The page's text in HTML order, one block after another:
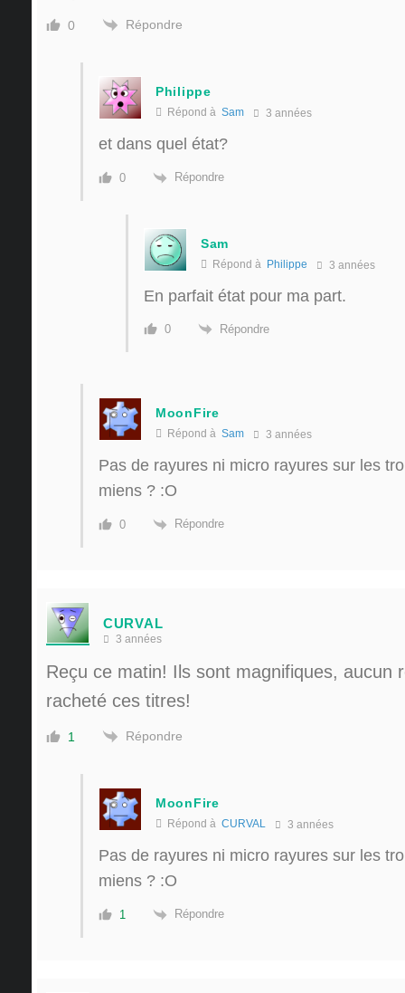
0 Répondre
Philippe
Répond à Sam 3 années
et dans quel état?
0 Répondre
Sam
Répond à Philippe 3 années
En parfait état pour ma part.
0 Répondre
MoonFire
Répond à Sam 3 années
Pas de rayures ni micro rayures sur les
miens ? :O
0 Répondre
CURVAL
3 années
Reçu ce matin! Ils sont magnifiques, aucun
racheté ces titres!
1 Répondre
MoonFire
Répond à CURVAL 3 années
Pas de rayures ni micro rayures sur les
miens ? :O
1 Répondre